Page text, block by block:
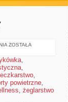
ROZWÓJ
SPOŁECZNY
ZOSTAŁA
,
,
,
powietrzne,
, żeglarstwo